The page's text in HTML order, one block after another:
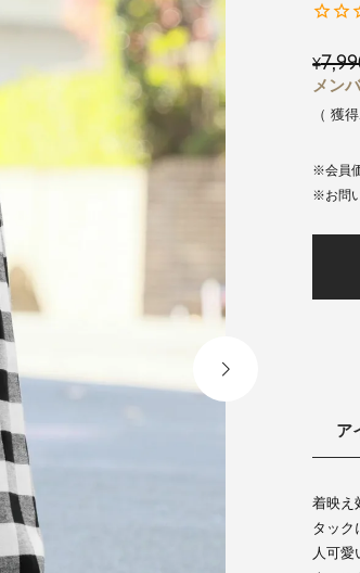
¥
会員
ア
着映え
タック
人可愛